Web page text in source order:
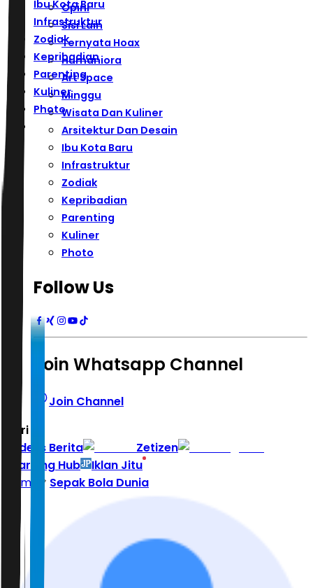
Ibu Kota Baru
Infrastruktur
Zodiak
Kepribadian
Parenting
Kuliner
Photo
Opini
Sisi Lain
Ternyata Hoax
Humaniora
Art Space
Minggu
Wisata Dan Kuliner
Arsitektur Dan Desain
Ibu Kota Baru
Infrastruktur
Zodiak
Kepribadian
Parenting
Kuliner
Photo
Follow Us
Join Whatsapp Channel
Join Channel
Hari ini
Indeks Berita
Zetizen
Learning Hub
Iklan Jitu
Home
Sepak Bola Dunia